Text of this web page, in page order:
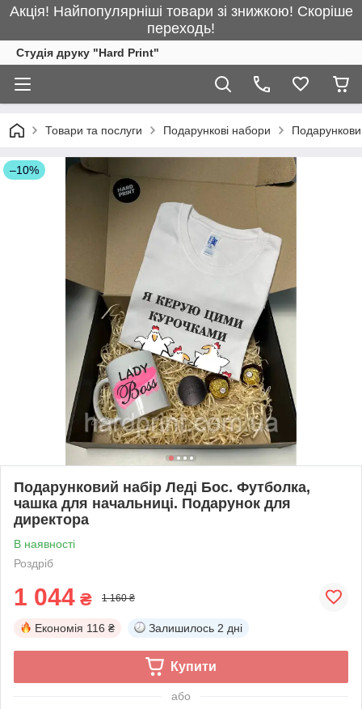
Акція! Найпопулярніші товари зі знижкою! Скоріше
переходь!
Студія друку "Hard Print"
Товари та послуги Подарункові набори
–10%
Подарунковий набір Леді Бос. Футболка,
чашка для начальниці. Подарунок для
директора
В наявності
Роздріб
1 044 ₴ 1 160 ₴
Економія 116 ₴ Залишилось 2 дні
Купити
або